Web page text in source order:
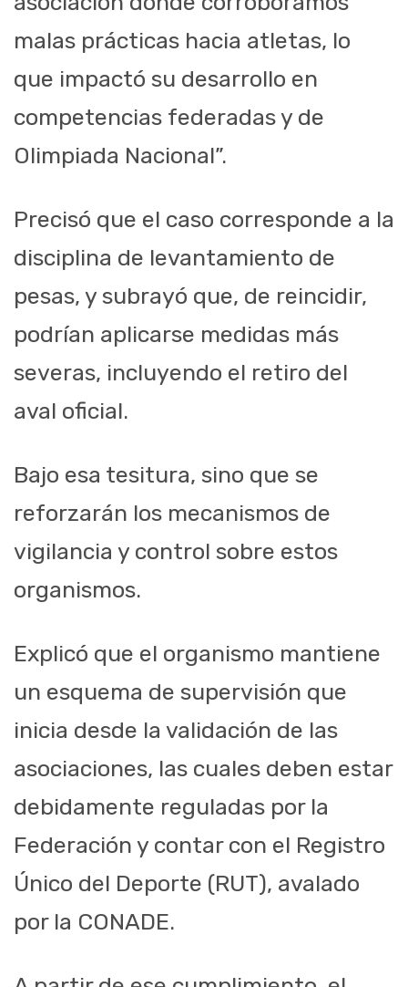
malas prácticas hacia atletas, lo
que impactó su desarrollo en
competencias federadas y de
Olimpiada Nacional”.
Precisó que el caso corresponde a la
disciplina de levantamiento de
pesas, y subrayó que, de reincidir,
podrían aplicarse medidas más
severas, incluyendo el retiro del
aval oficial.
Bajo esa tesitura, sino que se
reforzarán los mecanismos de
vigilancia y control sobre estos
organismos.
Explicó que el organismo mantiene
un esquema de supervisión que
inicia desde la validación de las
asociaciones, las cuales deben estar
debidamente reguladas por la
Federación y contar con el Registro
Único del Deporte (RUT), avalado
por la CONADE.